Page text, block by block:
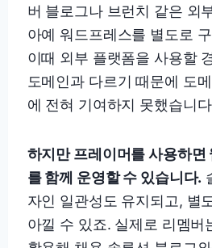
버 블로그나 브런치 같은 외
아예 워드프레스를 별도로
이때 외부 플랫폼을 사용할
도메인과 다르기 때문에 도
에 전혀 기여하지 못했습니
하지만 프레이머를 사용하면
를 함께 운영할 수 있습니다.
자인 일관성도 유지되고, 별
아낄 수 있죠. 실제로 리멤버